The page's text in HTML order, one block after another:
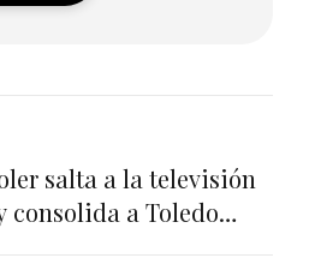
salta a la televisión
consolida a Toledo